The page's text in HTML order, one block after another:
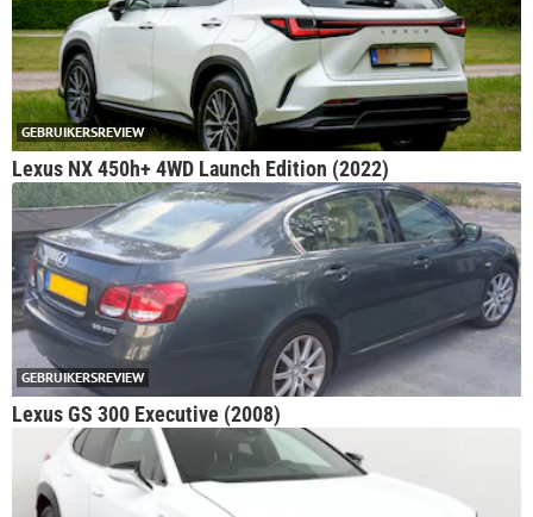
GEBRUIKERSREVIEW
Lexus NX 450h+ 4WD Launch Edition (2022)
GEBRUIKERSREVIEW
Lexus GS 300 Executive (2008)